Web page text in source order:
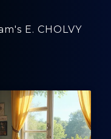
E. CHOLVY